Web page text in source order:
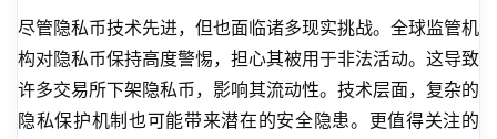
尽管隐私币技术先进，但也面临诸多现实挑战。全球监管机
构对隐私币保持高度警惕，担心其被用于非法活动。这导致
许多交易所下架隐私币，影响其流动性。技术层面，复杂的
隐私保护机制也可能带来潜在的安全隐患。更值得关注的